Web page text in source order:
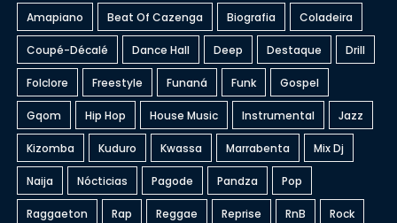
Amapiano Beat Of Cazenga Biografia Coladeira
Coupé-Décalé Dance Hall Deep Destaque Drill
Folclore Freestyle Funaná Funk Gospel
Gqom Hip Hop House Music Instrumental Jazz
Kizomba Kuduro Kwassa Marrabenta Mix Dj
Naija Nócticias Pagode Pandza Pop
Raggaeton Rap Reggae Reprise RnB Rock